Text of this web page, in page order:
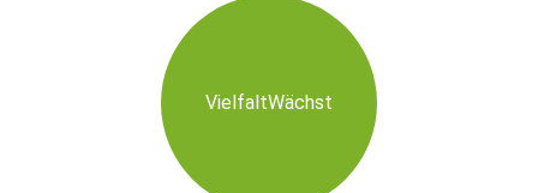
VielfaltWächst